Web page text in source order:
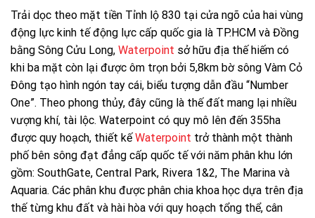
Trải dọc theo mặt tiền Tỉnh lộ 830 tại cửa ngõ của hai vùng
động lực kinh tế động lực cấp quốc gia là TP.HCM và Đồng
bằng Sông Cửu Long, Waterpoint sở hữu địa thế hiếm có
khi ba mặt còn lại được ôm trọn bởi 5,8km bờ sông Vàm Cỏ
Đông tạo hình ngón tay cái, biểu tượng dẫn đầu “Number
One”. Theo phong thủy, đây cũng là thế đất mang lại nhiều
vượng khí, tài lộc. Waterpoint có quy mô lên đến 355ha
được quy hoạch, thiết kếWaterpoint trở thành một thành
phố bên sông đạt đẳng cấp quốc tế với năm phân khu lớn
gồm: SouthGate, Central Park, Rivera 1&2, The Marina và
Aquaria. Các phân khu được phân chia khoa học dựa trên địa
thế từng khu đất và hài hòa với quy hoạch tổng thể, cân